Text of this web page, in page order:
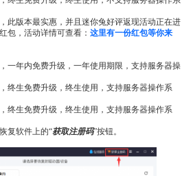
此版本最实惠，并且迷你兔好评返现活动正在进
包，活动详情可查看： 这里有一份红包等你来
一年内免费升级，一年使用期限，支持服务器操
终生免费升级，终生使用，支持服务器操作系
终生免费升级，终生使用，支持服务器操作系
复软件上的“获取注册码”按钮。